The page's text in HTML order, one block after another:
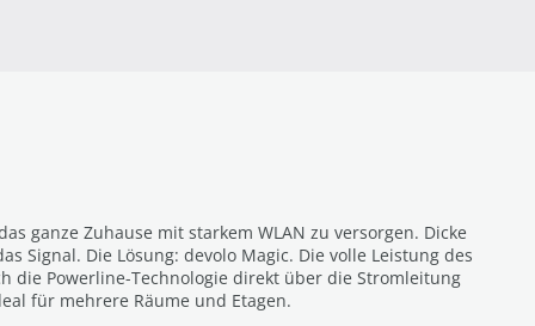
ganze Zuhause mit starkem WLAN zu versorgen. Dicke
Signal. Die Lösung: devolo Magic. Die volle Leistung des
die Powerline-Technologie direkt über die Stromleitung
für mehrere Räume und Etagen.